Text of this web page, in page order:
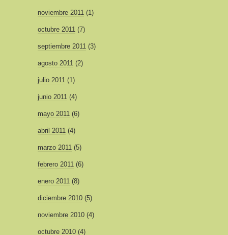
noviembre 2011 (1)
octubre 2011 (7)
septiembre 2011 (3)
agosto 2011 (2)
julio 2011 (1)
junio 2011 (4)
mayo 2011 (6)
abril 2011 (4)
marzo 2011 (5)
febrero 2011 (6)
enero 2011 (8)
diciembre 2010 (5)
noviembre 2010 (4)
octubre 2010 (4)